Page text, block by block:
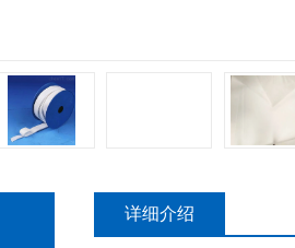
详细介绍